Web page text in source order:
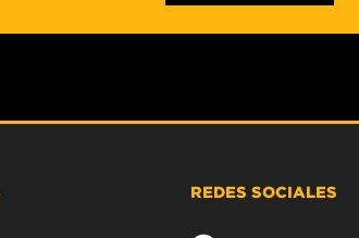
REDES SOCIALES